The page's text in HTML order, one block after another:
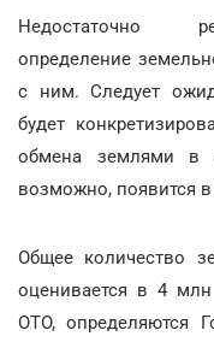
Недостаточно
определение
с ним. Следует
будет
обмена землями в
возможно, появится в
Общее количество
оценивается в 4
ОТО, определяются